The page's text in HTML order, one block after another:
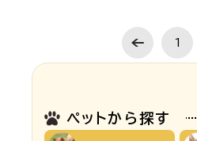
1
ペットから探す